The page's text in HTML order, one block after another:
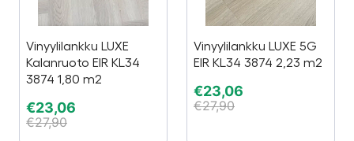
Vinyylilankku LUXE
Kalanruoto EIR KL34
3874 1,80 m2
€23,06
€27,90
Vinyylilankku LUXE 5G
EIR KL34 3874 2,23 m2
€23,06
€27,90